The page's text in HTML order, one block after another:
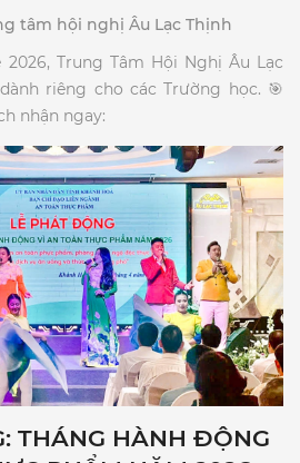
tâm hội nghị Âu Lạc Thịnh
Trung Tâm Hội Nghị Âu Lạc
riêng cho các Trường học. 🎯
THÁNG HÀNH ĐỘNG